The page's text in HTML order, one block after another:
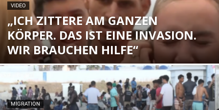
VIDEO
„ICH ZITTERE AM GANZEN
KÖRPER. DAS IST EINE INVASION.
WIR BRAUCHEN HILFE“
MIGRATION